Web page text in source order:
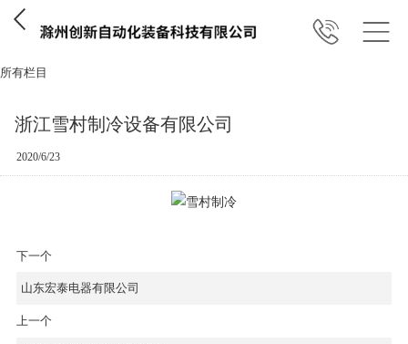
所有栏目
浙江雪村制冷设备有限公司
2020/6/23
下一个
山东宏泰电器有限公司
上一个